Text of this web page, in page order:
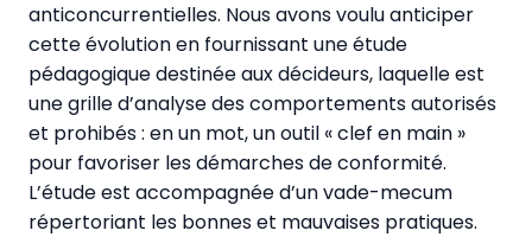
anticoncurrentielles. Nous avons voulu anticiper
cette évolution en fournissant une étude
pédagogique destinée aux décideurs, laquelle est
une grille d’analyse des comportements autorisés
et prohibés : en un mot, un outil « clef en main »
pour favoriser les démarches de conformité.
L’étude est accompagnée d’un vade-mecum
répertoriant les bonnes et mauvaises pratiques.